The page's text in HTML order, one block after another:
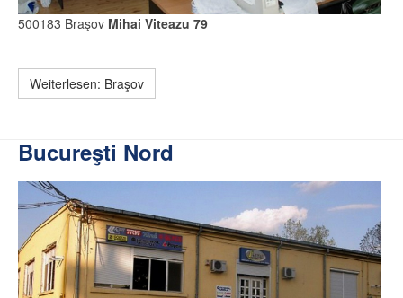
500183 Braşov Mihai Viteazu 79
Weiterlesen: Braşov
Bucureşti Nord